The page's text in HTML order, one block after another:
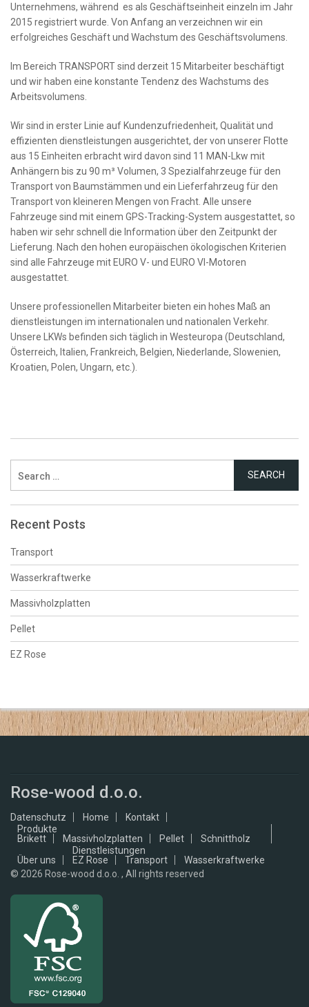
Unternehmens, während es als Geschäftseinheit einzeln im Jahr
2015 registriert wurde. Von Anfang an verzeichnen wir ein
erfolgreiches Geschäft und Wachstum des Geschäftsvolumens.
Im Bereich TRANSPORT sind derzeit 15 Mitarbeiter beschäftigt
und wir haben eine konstante Tendenz des Wachstums des
Arbeitsvolumens.
Wir sind in erster Linie auf Kundenzufriedenheit, Qualität und
effizienten dienstleistungen ausgerichtet, der von unserer Flotte
aus 15 Einheiten erbracht wird davon sind 11 MAN-Lkw mit
Anhängern bis zu 90 m³ Volumen, 3 Spezialfahrzeuge für den
Transport von Baumstämmen und ein Lieferfahrzeug für den
Transport von kleineren Mengen von Fracht. Alle unsere
Fahrzeuge sind mit einem GPS-Tracking-System ausgestattet, so
haben wir sehr schnell die Information über den Zeitpunkt der
Lieferung. Nach den hohen europäischen ökologischen Kriterien
sind alle Fahrzeuge mit EURO V- und EURO VI-Motoren
ausgestattet.
Unsere professionellen Mitarbeiter bieten ein hohes Maß an
dienstleistungen im internationalen und nationalen Verkehr.
Unsere LKWs befinden sich täglich in Westeuropa (Deutschland,
Österreich, Italien, Frankreich, Belgien, Niederlande, Slowenien,
Kroatien, Polen, Ungarn, etc.).
for:
Recent Posts
Transport
Wasserkraftwerke
Massivholzplatten
Pellet
EZ Rose
Rose-wood d.o.o.
Datenschutz Home
Kontakt
Produkte
Brikett
Massivholzplatten Pellet
Schnittholz
Über uns
Dienstleistungen
EZ Rose
Transport
Wasserkraftwerke
© 2026 Rose-wood d.o.o. , All rights reserved